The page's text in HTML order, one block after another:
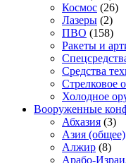
Космос (26)
Лазеры (2)
ПВО (158)
Ракеты и
Средства
Стрелковое
Холодное
Вооруженные
Абхазия (3)
Азия (общее)
Алжир (8)
Арабо-